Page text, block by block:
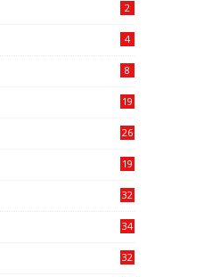
2
4
8
19
26
19
32
34
32